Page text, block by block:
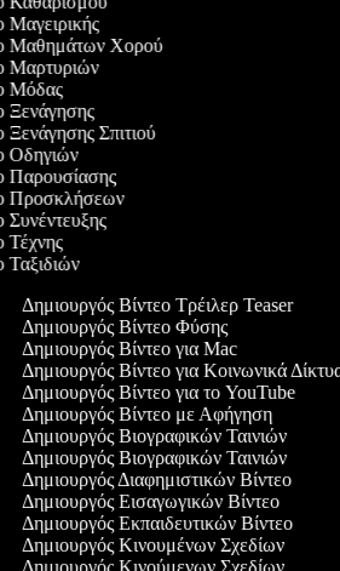
Μαγειρικής
Μαθημάτων Χορού
Μαρτυριών
Μόδας
Ξενάγησης
Ξενάγησης Σπιτιού
Οδηγιών
Παρουσίασης
Προσκλήσεων
Συνέντευξης
Τέχνης
Ταξιδιών
Δημιουργός Βίντεο Τρέιλερ Teaser
Δημιουργός Βίντεο Φύσης
Δημιουργός Βίντεο για Mac
Δημιουργός Βίντεο για Κοινωνικά Δίκτυα
Δημιουργός Βίντεο για το YouTube
Δημιουργός Βίντεο με Αφήγηση
Δημιουργός Βιογραφικών Ταινιών
Δημιουργός Βιογραφικών Ταινιών
Δημιουργός Διαφημιστικών Βίντεο
Δημιουργός Εισαγωγικών Βίντεο
Δημιουργός Εκπαιδευτικών Βίντεο
Δημιουργός Κινουμένων Σχεδίων